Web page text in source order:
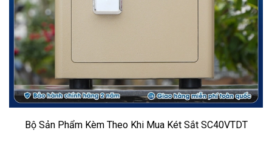
Bộ Sản Phẩm Kèm Theo Khi Mua Két Sắt SC40VTDT